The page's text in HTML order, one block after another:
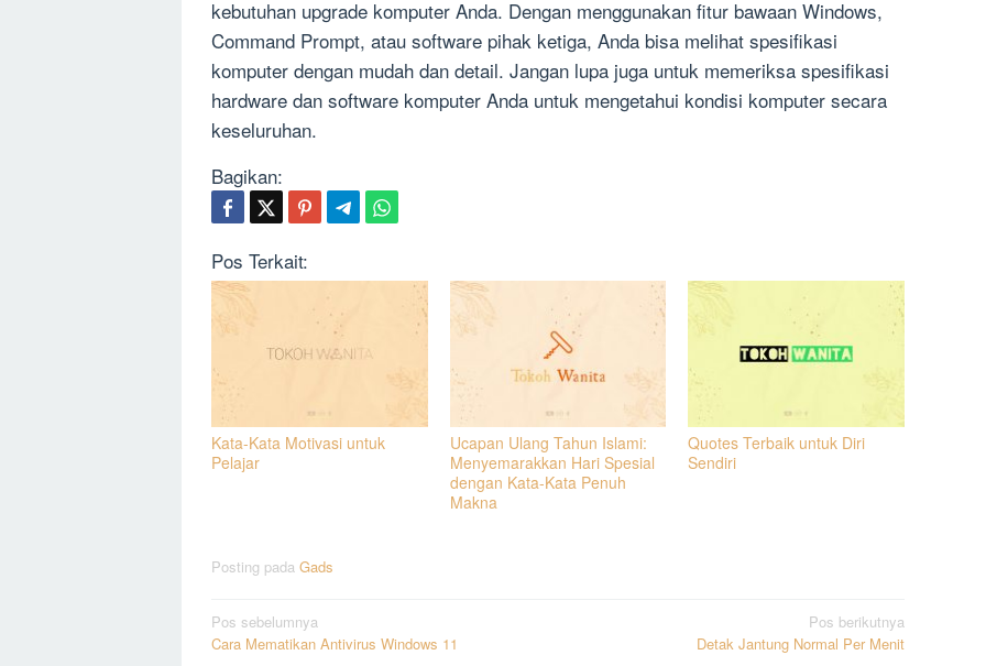
kebutuhan upgrade komputer Anda. Dengan menggunakan fitur bawaan Windows,
Command Prompt, atau software pihak ketiga, Anda bisa melihat spesifikasi
komputer dengan mudah dan detail. Jangan lupa juga untuk memeriksa spesifikasi
hardware dan software komputer Anda untuk mengetahui kondisi komputer secara
keseluruhan.
Bagikan:
Pos Terkait:
Kata-Kata Motivasi untuk
Pelajar
Ucapan Ulang Tahun Islami:
Menyemarakkan Hari Spesial
dengan Kata-Kata Penuh
Makna
Quotes Terbaik untuk Diri
Sendiri
Posting pada Gads
Navigasi
pos
Pos sebelumnya
Cara Mematikan Antivirus Windows 11
Pos berikutnya
Detak Jantung Normal Per Menit